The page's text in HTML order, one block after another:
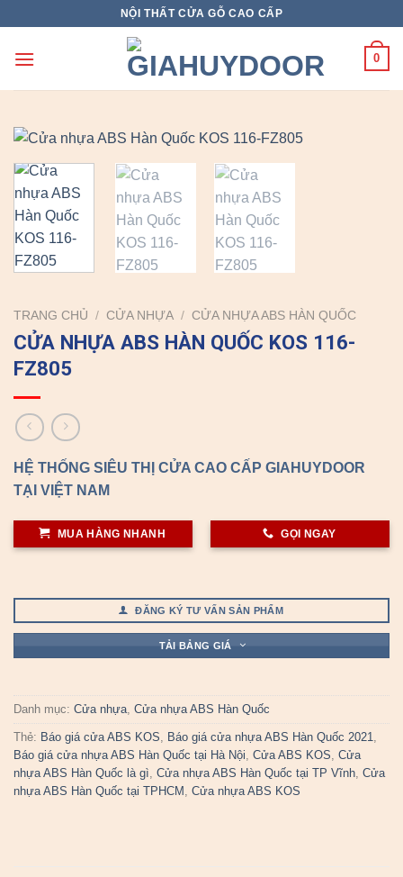
content
NỘI THẤT CỬA GỖ CAO CẤP
0
TRANG CHỦ / CỬA NHỰA / CỬA NHỰA ABS HÀN QUỐC
CỬA NHỰA ABS HÀN QUỐC KOS 116-
FZ805
HỆ THỐNG SIÊU THỊ CỬA CAO CẤP GIAHUYDOOR
TẠI VIỆT NAM
MUA HÀNG NHANH GỌI NGAY
ĐĂNG KÝ TƯ VẤN SẢN PHẨM
TẢI BẢNG GIÁ
Danh mục: Cửa nhựa, Cửa nhựa ABS Hàn Quốc
Thẻ: Báo giá cửa ABS KOS, Báo giá cửa nhựa ABS Hàn Quốc 2021,
Báo giá cửa nhựa ABS Hàn Quốc tại Hà Nội, Cửa ABS KOS, Cửa
nhựa ABS Hàn Quốc là gì, Cửa nhựa ABS Hàn Quốc tại TP Vĩnh, Cửa
nhựa ABS Hàn Quốc tại TPHCM , Cửa nhựa ABS KOS